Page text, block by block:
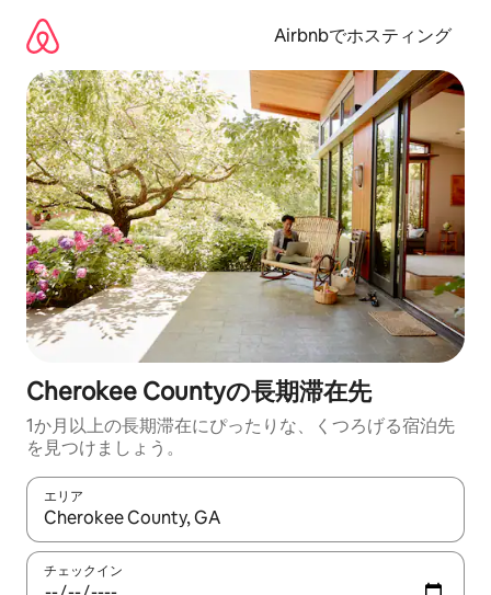
Airbnbでホスティング
Cherokee Countyの長期滞在先
1か月以上の長期滞在にぴったりな、くつろげる宿泊先
を見つけましょう。
エリア
検索結果が表示されたら、上下の矢印キーを使って移動するか
チェックイン